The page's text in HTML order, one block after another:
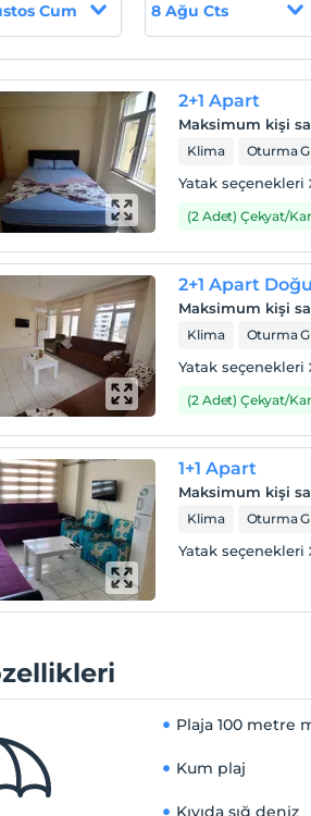
Cum 8 Ağu Cts
2+1 Apart
Maksimum kişi
Klima Oturma
Yatak seçenekleri
(2 Adet) Çekyat/
2+1 Apart Doğu
Maksimum kişi
Klima Oturma
Yatak seçenekleri
(2 Adet) Çekyat/
1+1 Apart
Maksimum kişi
Klima Oturma
Yatak seçenekleri
Plaja 100 metre
Kum plaj
Kıyıda sığ deniz